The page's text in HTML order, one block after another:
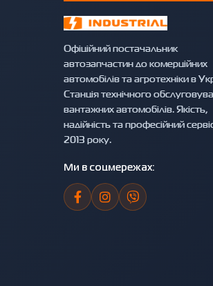
Офіційний постачальник
автозапчастин до комерційних
автомобілів та агротехніки в
Станція технічного
вантажних автомобілів. Якість,
надійність та професійний
2013 року.
Ми в соцмережах: